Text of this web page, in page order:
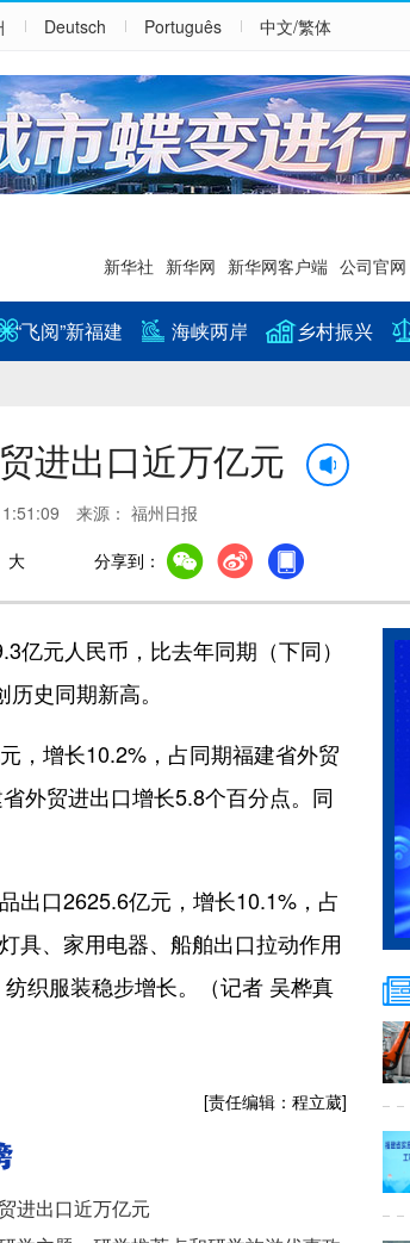
Deutsch Português 中文/繁体
新华社 新华网 新华网客户端 公司官网
“飞阅”新福建 海峡两岸 乡村振兴
进出口近万亿元
来源： 福州日报
大 分享到：
元人民币，比去年同期（下同）
史同期新高。
增长10.2%，占同期福建省外贸
外贸进出口增长5.8个百分点。同
口2625.6亿元，增长10.1%，占
具、家用电器、船舶出口拉动作用
织服装稳步增长。（记者 吴桦真
[责任编辑：程立葳]
进出口近万亿元